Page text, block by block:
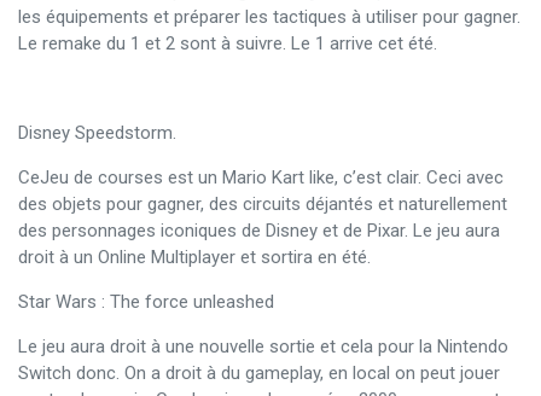
les équipements et préparer les tactiques à utiliser pour gagner.
Le remake du 1 et 2 sont à suivre. Le 1 arrive cet été.
Disney Speedstorm.
CeJeu de courses est un Mario Kart like, c’est clair. Ceci avec
des objets pour gagner, des circuits déjantés et naturellement
des personnages iconiques de Disney et de Pixar. Le jeu aura
droit à un Online Multiplayer et sortira en été.
Star Wars : The force unleashed
Le jeu aura droit à une nouvelle sortie et cela pour la Nintendo
Switch donc. On a droit à du gameplay, en local on peut jouer